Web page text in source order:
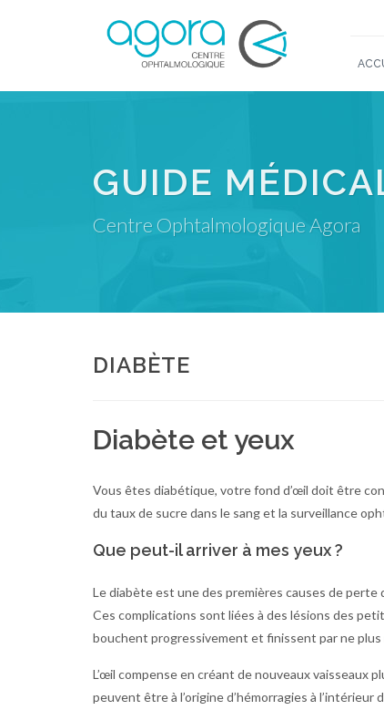
GUIDE
Centre Ophtalmologique Agora
DIABÈTE
Diabète et yeux
Vous êtes diabétique, votre fond d’œil doit être
du taux de sucre dans le sang et la surveillance
Que peut-il arriver à mes yeux ?
Le diabète est une des premières causes de perte
Ces complications sont liées à des lésions des
bouchent progressivement et finissent par ne
L’œil compense en créant de nouveaux vaisseaux
peuvent être à l’origine d’hémorragies à l’intérieur